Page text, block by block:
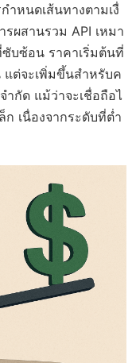
หนดเส้นทางตามเงื่
ผสานรวม API เหมา
บซ้อน ราคาเริ่มต้นที่
แต่จะเพิ่มขึ้นสำหรับค
กัด แม้ว่าจะเชื่อถือไ
เนื่องจากระดับที่ต่ำ